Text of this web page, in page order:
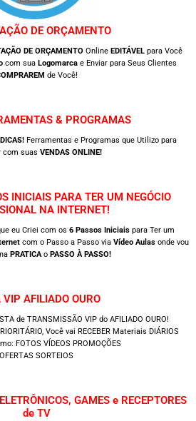
DE ORÇAMENTO
DE ORÇAMENTO Online EDITÁVELpara Você
com sua Logomarcae Enviar para Seus Clientes
de Você!
& PROGRAMAS
Ferramentas e Programas que Utilizo para
com suas VENDAS ONLINE!
INICIAIS PARA TER UM NEGÓCIO
NA INTERNET!
eu Criei com os 6 Passos Iniciaispara Ter um
com o Passo a Passo via Vídeo Aulasonde vou
na PRATICAo PASSO À PASSO!
VIP AFILIADO OURO
de TRANSMISSÃO VIP do AFILIADO OURO!
Você vai RECEBER Materiais DIÁRIOS
FOTOS VÍDEOS PROMOÇÕES
OFERTAS SORTEIOS
GAMES e RECEPTORES
de TV